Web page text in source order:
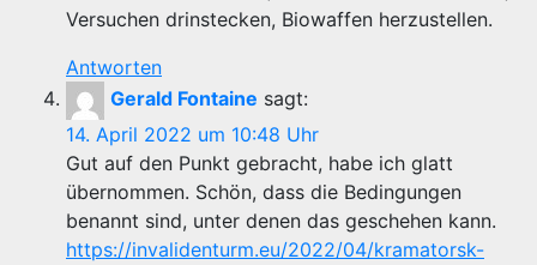
Versuchen drinstecken, Biowaffen herzustellen.
Antworten
Gerald Fontaine sagt:
14. April 2022 um 10:48 Uhr
Gut auf den Punkt gebracht, habe ich glatt
übernommen. Schön, dass die Bedingungen
benannt sind, unter denen das geschehen kann.
https://invalidenturm.eu/2022/04/kramatorsk-